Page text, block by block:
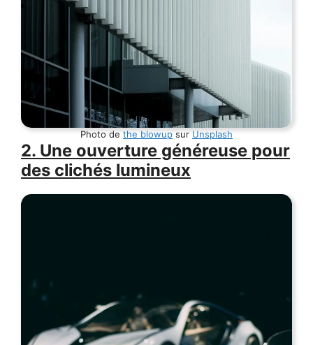
Photo de the blowup sur Unsplash
2. Une ouverture généreuse pour
des clichés lumineux